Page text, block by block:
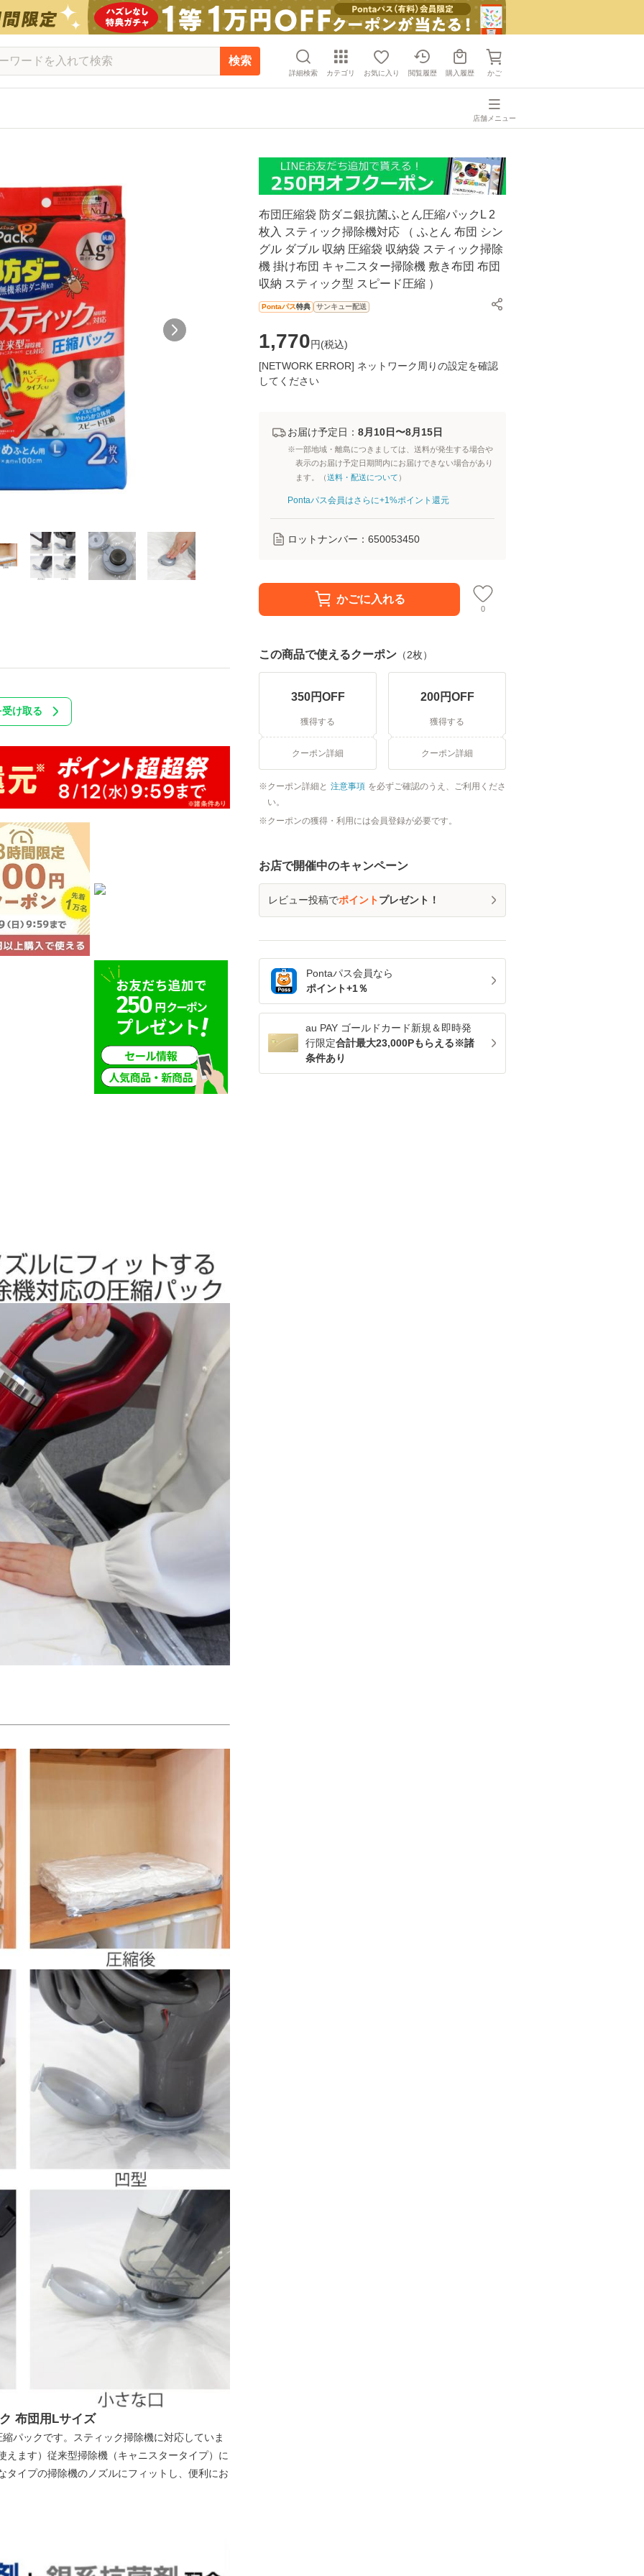
検索
詳細検索 カテゴリ お気に入り 閲覧履歴 購入履歴 かご
店舗メニュー
布団圧縮袋 防ダニ銀抗菌ふとん圧縮パックL 2
枚入 スティック掃除機対応 （ ふとん 布団 シン
グル ダブル 収納 圧縮袋 収納袋 スティック掃除
機 掛け布団 キャ二スター掃除機 敷き布団 布団
収納 スティック型 スピード圧縮 ）
Pontaパス特典 サンキュー配送
1,770円(税込)
[NETWORK ERROR] ネットワーク周りの設定を確認
してください
お届け予定日： 8月10日〜8月15日
※一部地域・離島につきましては、送料が発生する場合や
表示のお届け予定日期間内にお届けできない場合があり
ます。（送料・配送について ）
Pontaパス会員はさらに+1%ポイント還元
ロットナンバー： 650053450
かごに入れる
0
この商品で使えるクーポン （2枚）
350円OFF
獲得する
クーポン詳細
200円OFF
獲得する
クーポン詳細
クーポン詳細と 注意事項 を必ずご確認のうえ、ご利用くださ
い。
クーポンの獲得・利用には会員登録が必要です。
お店で開催中のキャンペーン
レビュー投稿でポイントプレゼント！
Pontaパス会員なら
ポイント+1％
au PAY ゴールドカード新規＆即時発
行限定合計最大23,000Pもらえる※諸
条件あり
け取る
布団用Lサイズ
パックです。スティック掃除機に対応していま
えます）従来型掃除機（キャニスタータイプ）に
タイプの掃除機のノズルにフィットし、便利にお